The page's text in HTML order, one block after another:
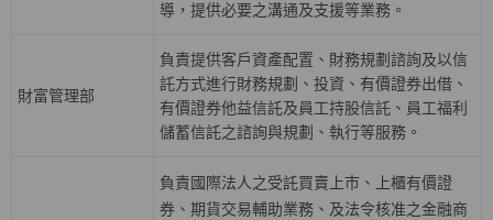
導，提供必要之溝通及支援等業務。
財富管理部
負責提供客戶資產配置、財務規劃諮詢及以信
託方式進行財務規劃、投資、有價證券出借、
有價證券他益信託及員工持股信託、員工福利
儲蓄信託之諮詢與規劃、執行等服務。
負責國際法人之受託買賣上巿、上櫃有價證
券、期貨交易輔助業務、及法令核准之金融商